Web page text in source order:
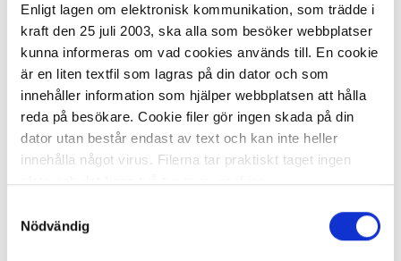
Enligt lagen om elektronisk kommunikation, som trädde i
kraft den 25 juli 2003, ska alla som besöker webbplatser
kunna informeras om vad cookies används till. En cookie
är en liten textfil som lagras på din dator och som
innehåller information som hjälper webbplatsen att hålla
reda på besökare. Cookie filer gör ingen skada på din
dator utan består endast av text och kan inte heller
innehålla något virus. Filerna tar praktiskt taget ingen
plats och det finns två typer av cookies.
Den ena typen sparar en fil permanent på din dator,
dessa används för att exempelvis kunna mäta hur du
Nödvändig
27,81 kr/fp
I lager 65 fp ca 1-2 dagar
- +